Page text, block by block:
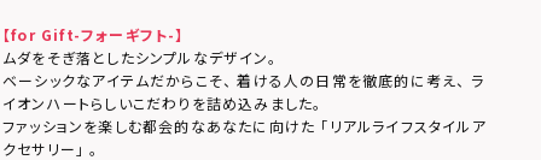
【for Gift-フォーギフト-】
ムダをそぎ落としたシンプルなデザイン。
ベーシックなアイテムだからこそ、 着ける人の日常を徹底的に考え、 ラ
イオンハートらしいこだわりを詰め込みました。
ファッションを楽しむ都会的なあなたに向けた 「リアルライフスタイルア
クセサリー」 。